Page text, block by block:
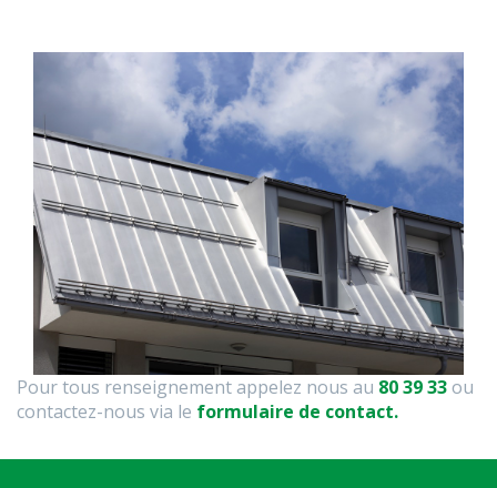
Pour tous renseignement appelez nous au 80 39 33ou
contactez-nous via le formulaire de contact.